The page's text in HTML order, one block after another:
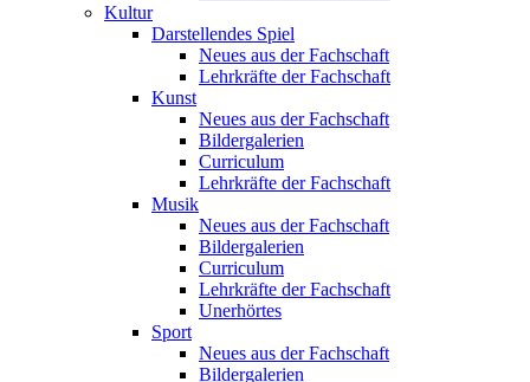
Kultur
Darstellendes Spiel
Neues aus der Fachschaft
Lehrkräfte der Fachschaft
Kunst
Neues aus der Fachschaft
Bildergalerien
Curriculum
Lehrkräfte der Fachschaft
Musik
Neues aus der Fachschaft
Bildergalerien
Curriculum
Lehrkräfte der Fachschaft
Unerhörtes
Sport
Neues aus der Fachschaft
Bildergalerien